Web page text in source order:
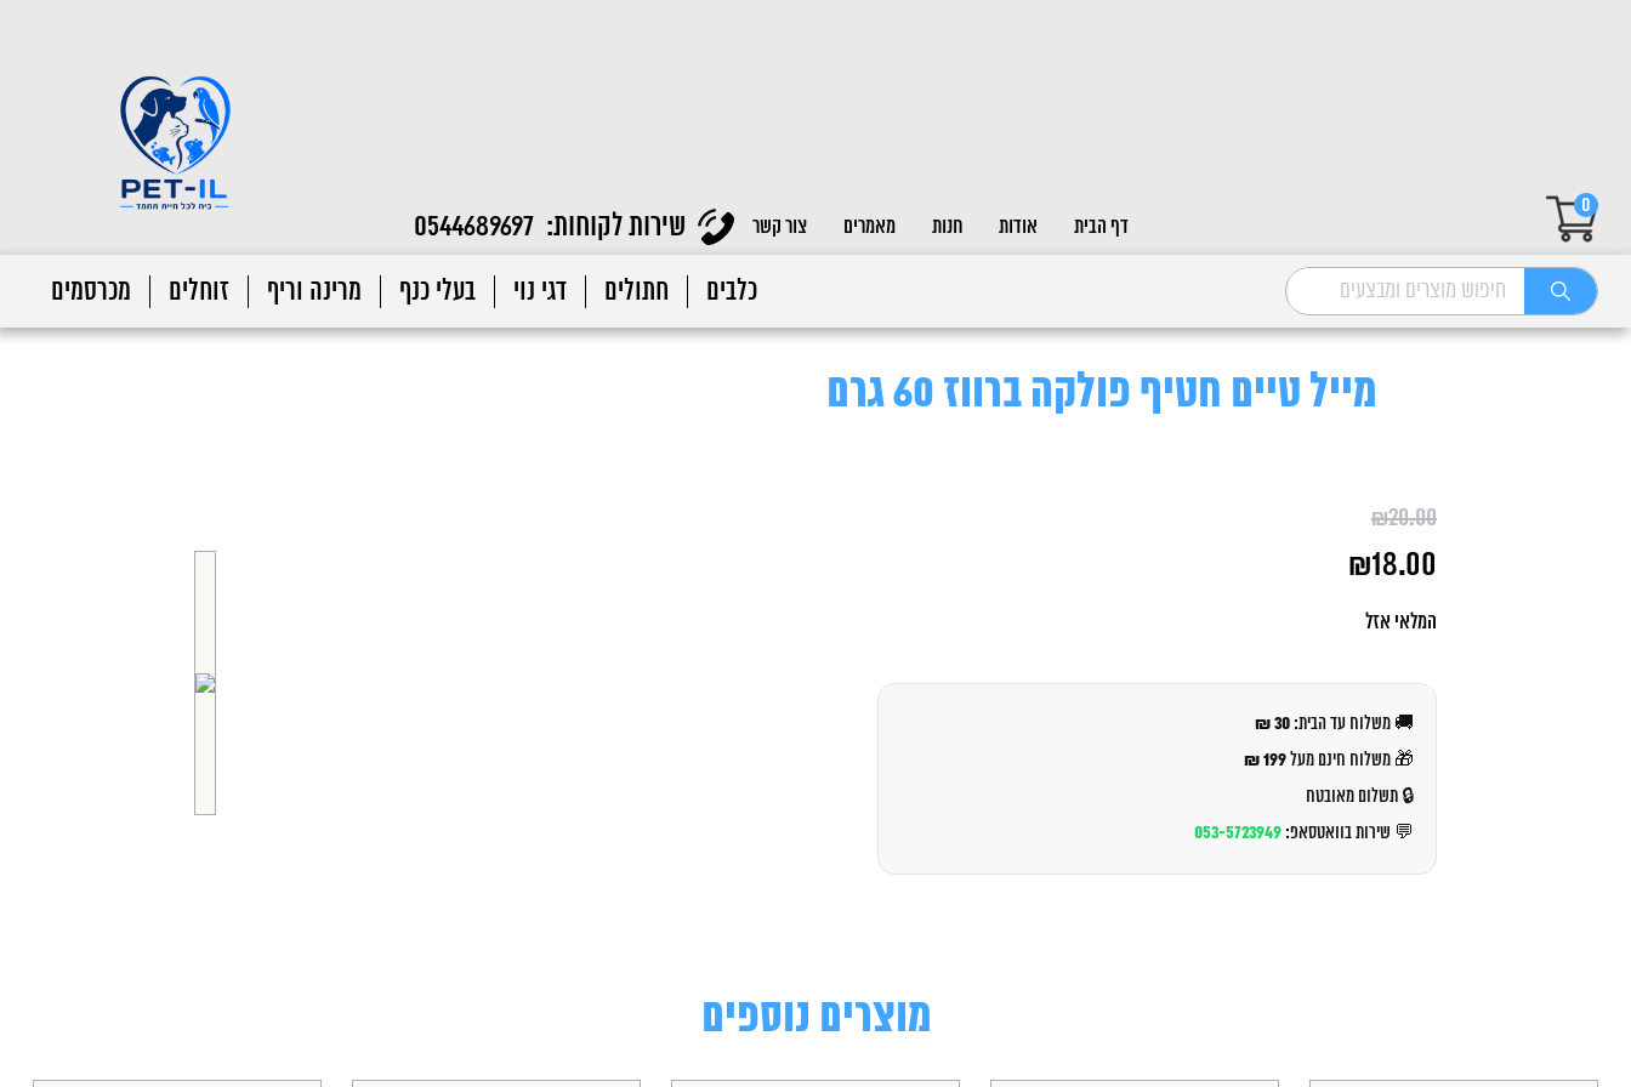
0
דף הבית
אודות חנות מאמרים צור קשר שירות לקוחות: 0544689697
כלבים חתולים דגי נוי בעלי כנף מרינה וריף זוחלים מכרסמים
מייל טיים חטיף פולקה ברווז 60 גרם
₪20.00
המקורי
₪20.00.
₪18.00
הנוכחי
המלאי אזל
🚚 משלוח עד הבית: 30 ₪
🎁 משלוח חינם מעל199 ₪
🔒 תשלום מאובטח
💬 שירות בוואטסאפ: 053-5723949
מוצרים נוספים